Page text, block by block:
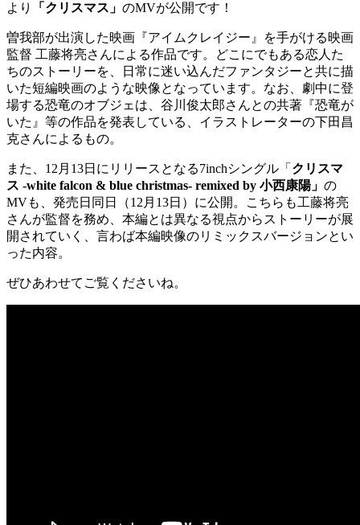
より
「クリスマス」 のMVが公開です！
曽我部が出演した映画『アイムクレイジー』を手がける映画
監督 工藤将亮さんによる作品です。どこにでもある恋人た
ちのストーリーを、日常に迷い込んだファンタジーと共に描
いた短編映画のような映像となっています。なお、劇中に登
場する恐竜のオブジェは、谷川俊太郎さんとの共著『恐竜が
いた』等の作品を発表している、イラストレーターの下田昌
克さんによるもの。
また、12月13日にリリースとなる7inchシングル「 クリスマ
ス -white falcon & blue christmas- remixed by 小西康陽」 の
MVも、発売日同日（12月13日）に公開。こちらも工藤将亮
さんが監督を務め、本編とは異なる視点からストーリーが展
開されていく、言わば本編映像のリミックスバージョンとい
った内容。
ぜひあわせてご覧くださいね。